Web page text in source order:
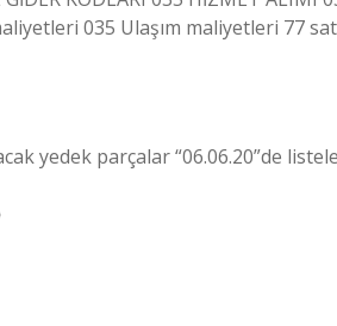
035 Ulaşım maliyetleri 77
yedek parçalar “06.06.20”de